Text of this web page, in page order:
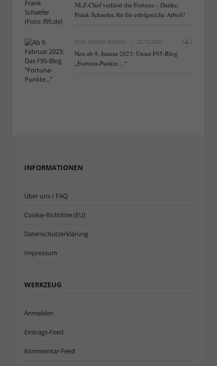
NLZ-Chef verlässt die Fortuna – Danke,
Frank Schaefer, für die erfolgreiche Arbeit!
VON RAINER BARTEL 22.12.2022 2
Neu ab 9. Januar 2023: Unser F95-Blog
„Fortuna-Punkte…“
INFORMATIONEN
Über uns / FAQ
Cookie-Richtlinie (EU)
Datenschutzerklärung
Impressum
WERKZEUG
Anmelden
Eintrags-Feed
Kommentar-Feed